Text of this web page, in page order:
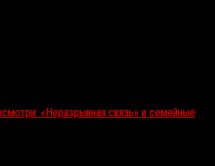
«Неразрывная связь» и семейные